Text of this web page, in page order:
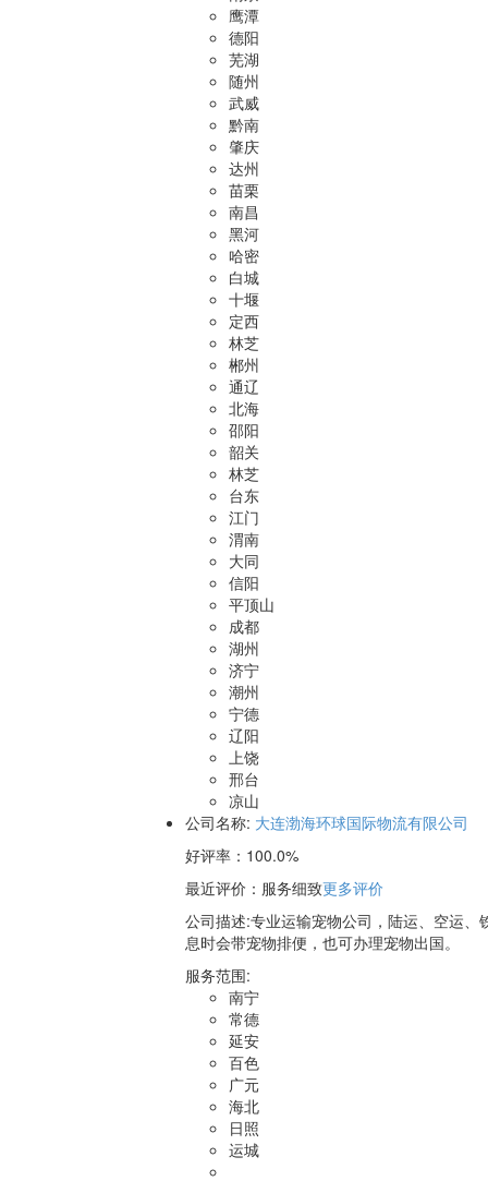
鹰潭
德阳
芜湖
随州
武威
黔南
肇庆
达州
苗栗
南昌
黑河
哈密
白城
十堰
定西
林芝
郴州
通辽
北海
邵阳
韶关
林芝
台东
江门
渭南
大同
信阳
平顶山
成都
湖州
济宁
潮州
宁德
辽阳
上饶
邢台
凉山
公司名称: 大连渤海环球国际物流有限公司
好评率： 100.0%
最近评价 ：服务细致更多评价
公司描述:专业运输宠物公司，陆运、空运
息时会带宠物排便，也可办理宠物出国。
服务范围:
南宁
常德
延安
百色
广元
海北
日照
运城